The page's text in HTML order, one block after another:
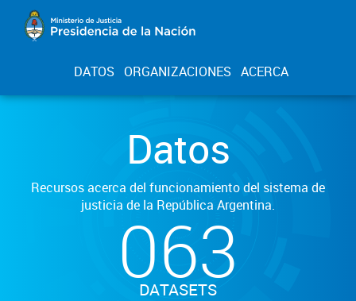
DATOS ORGANIZACIONES ACERCA
Datos
Recursos acerca del funcionamiento del sistema de
justicia de la República Argentina.
063
DATASETS